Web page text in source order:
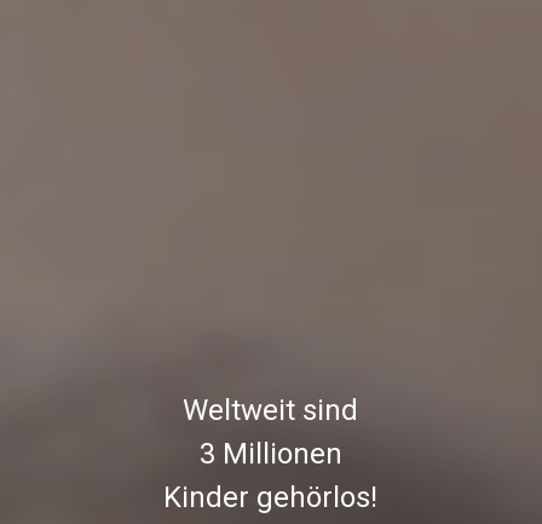
Weltweit sind
3 Millionen
Kinder gehörlos!